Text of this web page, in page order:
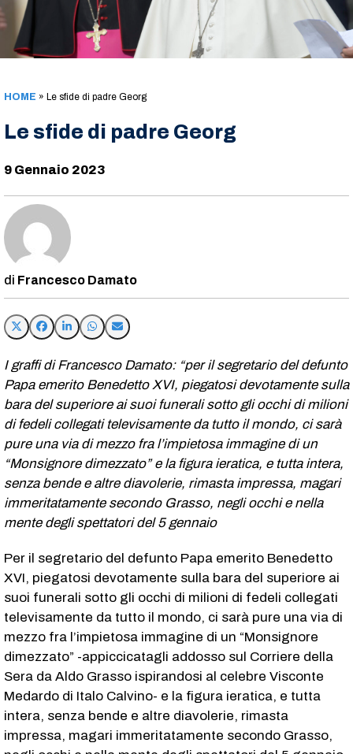
HOME » Le sfide di padre Georg
Le sfide di padre Georg
9 Gennaio 2023
Francesco Damato
I graffi di Francesco Damato: “per il segretario del defunto
Papa emerito Benedetto XVI, piegatosi devotamente sulla
bara del superiore ai suoi funerali sotto gli occhi di milioni
di fedeli collegati televisamente da tutto il mondo, ci sarà
pure una via di mezzo fra l’impietosa immagine di un
“Monsignore dimezzato” e la figura ieratica, e tutta intera,
senza bende e altre diavolerie, rimasta impressa, magari
immeritatamente secondo Grasso, negli occhi e nella
mente degli spettatori del 5 gennaio
Per il segretario del defunto Papa emerito Benedetto
XVI, piegatosi devotamente sulla bara del superiore ai
suoi funerali sotto gli occhi di milioni di fedeli collegati
televisamente da tutto il mondo, ci sarà pure una via di
mezzo fra l’impietosa immagine di un “Monsignore
dimezzato” -appiccicatagli addosso sul Corriere della
Sera da Aldo Grasso ispirandosi al celebre Visconte
Medardo di Italo Calvino- e la figura ieratica, e tutta
intera, senza bende e altre diavolerie, rimasta
impressa, magari immeritatamente secondo Grasso,